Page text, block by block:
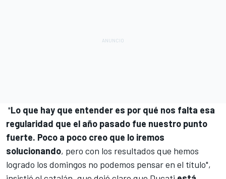
"Lo que hay que entender es por qué nos falta esa
regularidad que el año pasado fue nuestro punto
fuerte. Poco a poco creo que lo iremos
solucionando, pero con los resultados que hemos
logrado los domingos no podemos pensar en el título",